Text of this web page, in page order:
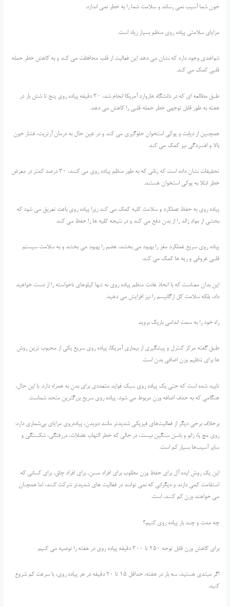
خون شما آسیب نمی رساند و سلامت شما را به خطر نمی اندازد.
مزایای سلامتی پیاده روی منظم بسیار زیاد است.
شواهدی وجود دارد که نشان می دهد این فعالیت از قلب محافظت می کند و به کاهش خطر حمله
قلبی کمک می کند.
طبق مطالعه ای که در دانشگاه هاروارد آمریکا انجام شد، 30 دقیقه پیاده روی پنج تا شش بار در
هفته به طور قابل توجهی خطر حمله قلبی را کاهش می دهد.
همچنین از دیابت و پوکی استخوان جلوگیری می کند و در عین حال به درمان آرتریت، فشار خون
بالا و افسردگی نیز کمک می کند.
تحقیقات نشان داده است که زنانی که به طور منظم پیاده روی می کنند، 30 درصد کمتر در معرض
خطر ابتلا به پوکی استخوان هستند.
پیاده روی به حفظ عملکرد و سلامت کلیه کمک می کند زیرا پیاده روی باعث تعریق می شود که
بخشی از مواد زائد را از بدن دفع می کند و در نتیجه کلیه ها را حفظ می کند.
پیاده روی سریع عملکرد مغز را بهبود می بخشد، هضم را بهبود می بخشد و به سلامت سیستم
قلبی عروقی و ریه ها کمک می کند.
این بدان معناست که با اتخاذ عادت منظم پیاده روی نه تنها کیلوهای ناخواسته را از دست خواهید
داد، بلکه سلامت کل ارگانیسم را نیز افزایش می دهید.
راه خود را به سمت اندامی باریک بروید
طبق گفته مرکز کنترل و پیشگیری از بیماری آمریکا، پیاده روی سریع یکی از محبوب ترین روش
ها برای تنظیم وزن اضافی بدن است.
تایید شده است که حتی یک پیاده روی سبک فواید متعددی برای بدن به همراه دارد. با این حال،
هنگامی که به حذف اضافه وزن مربوط می شود، پیاده روی سریع بزرگترین متحد شماست.
برخلاف برخی دیگر از فعالیت‌های فیزیکی شدیدتر مانند دویدن، پیاده‌روی مزایای بی‌شماری دارد:
روی مچ پا، زانو و باسن سنگین نیست، در حالی که خطر التهاب عضلات، دررفتگی، شکستگی و
سایر آسیب‌ها بسیار کم است.
این یک روش ایده آل برای حفظ وزن مطلوب برای افراد مسن، برای افراد چاق، برای کسانی که
استقامت کمی دارند و دیگرانی که نمی توانند در فعالیت های شدیدتر شرکت کنند، اما همچنان
می خواهند وزن کم کنند، است.
چه مدت و چند بار پیاده روی کنیم؟
برای کاهش وزن قابل توجه 250 تا 300 دقیقه پیاده روی در هفته را توصیه می کنیم.
اگر مبتدی هستید، سه بار در هفته، حداقل 15 تا 20 دقیقه در هر پیاده روی، با سرعت کم شروع
کنید.